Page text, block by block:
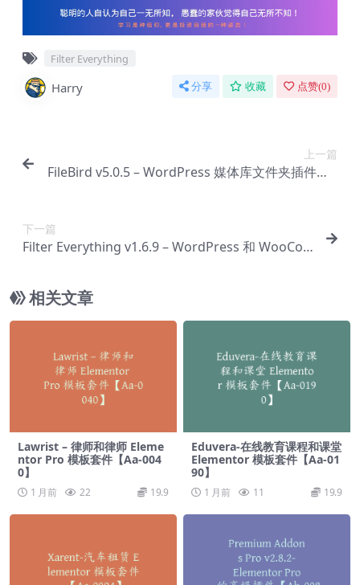
Filter Everything
Harry 分享 收藏 点赞(0)
上一篇
FileBird v5.0.5 – WordPress 媒体库文件夹插件【A
下一篇
Filter Everything v1.6.9 – WordPress 和 WooCo
相关文章
Lawrist – 律师和律师 Eleme
ntor Pro 模板套件【Aa-004
0】
1 月前 22 19.9
Eduvera-在线教育课程和课堂
Elementor 模板套件【Aa-01
90】
1 月前 11 19.9